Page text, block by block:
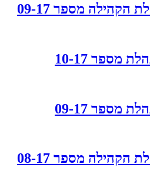
הקהילה מספר 09-17
מספר 10-17
מספר 09-17
הקהילה מספר 08-17